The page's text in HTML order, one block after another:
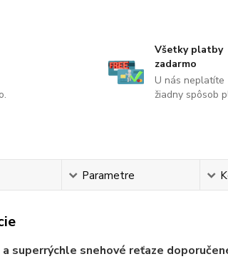
Všetky platby
zadarmo
U nás neplatíte
žiadny spôsob
Parametre
superrýchle snehové reťaze